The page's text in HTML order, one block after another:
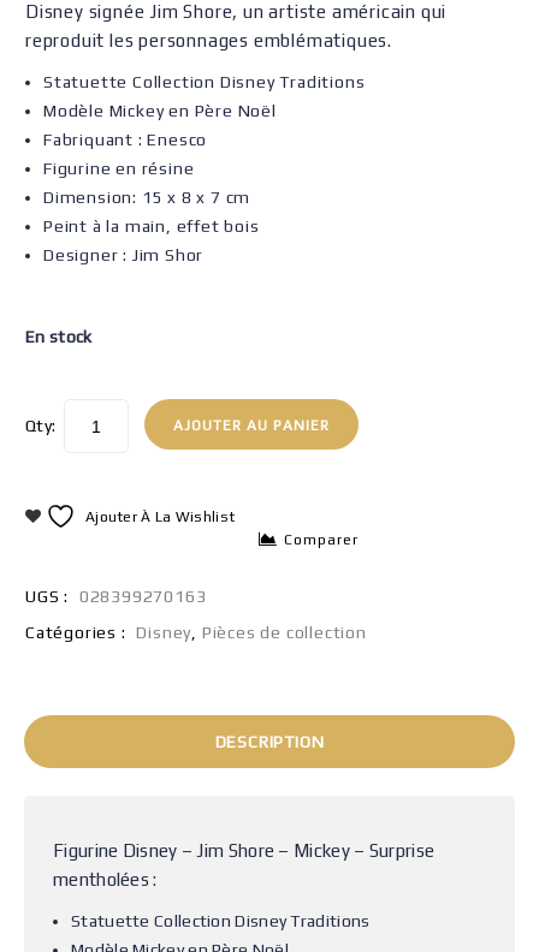
Disney signée Jim Shore, un artiste américain qui
reproduit les personnages emblématiques.
Statuette Collection Disney Traditions
Modèle Mickey en Père Noël
Fabriquant : Enesco
Figurine en résine
Dimension: 15 x 8 x 7 cm
Peint à la main, effet bois
Designer : Jim Shor
En stock
Qty: AJOUTER AU PANIER
Ajouter À La Wishlist
Comparer
UGS :
028399270163
Catégories :
Disney Pièces de collection
DESCRIPTION
Figurine Disney – Jim Shore – Mickey – Surprise
mentholées :
Statuette Collection Disney Traditions